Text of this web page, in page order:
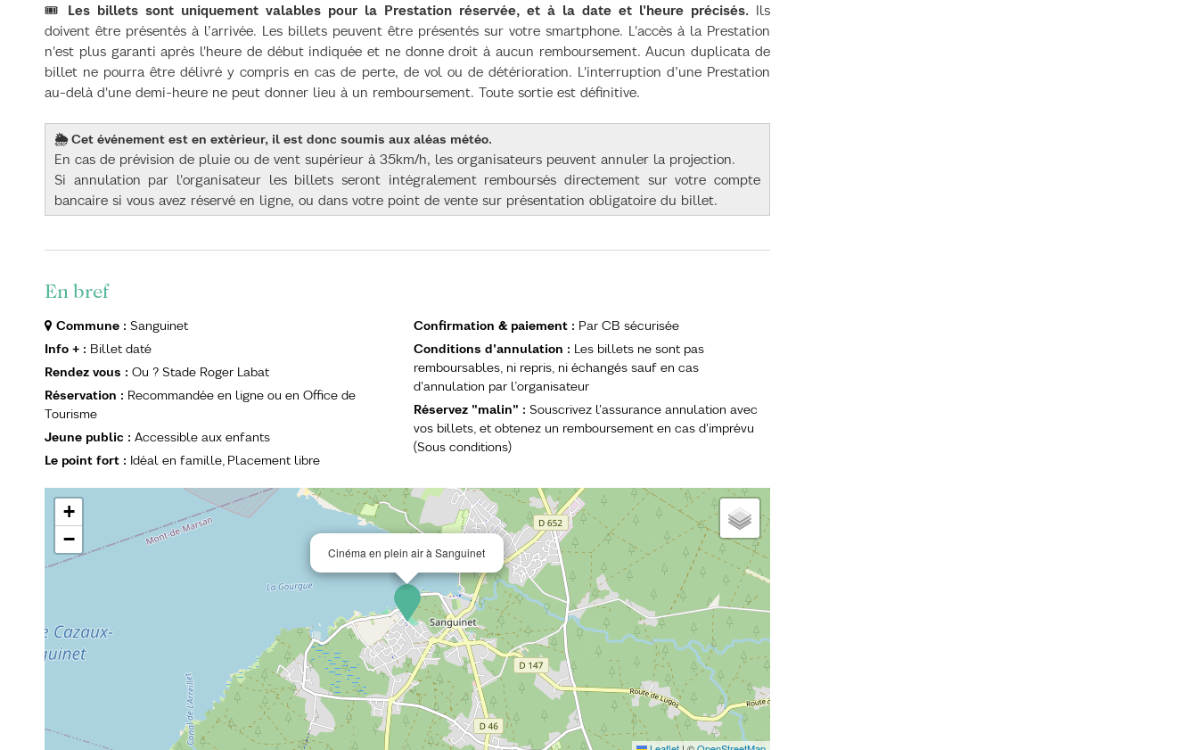
🎟️ Les billets sont uniquement valables pour la Prestation réservée, et à la date et l'heure précisés. Ils
doivent être présentés à l’arrivée. Les billets peuvent être présentés sur votre smartphone. L'accès à la Prestation
n'est plus garanti après l'heure de début indiquée et ne donne droit à aucun remboursement. Aucun duplicata de
billet ne pourra être délivré y compris en cas de perte, de vol ou de détérioration. L'interruption d’une Prestation
au-delà d'une demi-heure ne peut donner lieu à un remboursement. Toute sortie est définitive.
🌦️ Cet événement est en extèrieur, il est donc soumis aux aléas météo.
En cas de prévision de pluie ou de vent supérieur à 35km/h, les organisateurs peuvent annuler la projection.
Si annulation par l'organisateur les billets seront intégralement remboursés directement sur votre compte
bancaire si vous avez réservé en ligne, ou dans votre point de vente sur présentation obligatoire du billet.
En bref
Commune : Sanguinet
Info + : Billet daté
Rendez vous : Ou ? Stade Roger Labat
Réservation : Recommandée en ligne ou en Office de
Tourisme
Jeune public : Accessible aux enfants
Le point fort : Idéal en famille Placement libre
Confirmation & paiement : Par CB sécurisée
Conditions d'annulation : Les billets ne sont pas
remboursables, ni repris, ni échangés sauf en cas
d'annulation par l’organisateur
Réservez "malin" : Souscrivez l'assurance annulation avec
vos billets, et obtenez un remboursement en cas d'imprévu
(Sous conditions)
Cinéma en plein air à Sanguinet
+
−